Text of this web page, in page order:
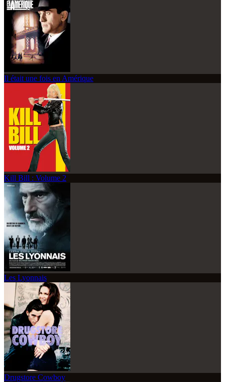
Il était une fois en Amérique
Kill Bill : Volume 2
Les Lyonnais
Drugstore Cowboy